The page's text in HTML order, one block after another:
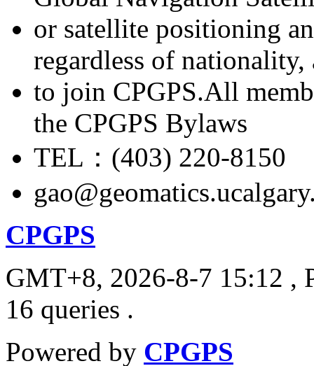
or satellite positioning
regardless of nationality,
to join CPGPS.All
the CPGPS Bylaws
TEL：(403) 220-8150
CPGPS
GMT+8, 2026-8-7 15:12 ,
16 queries .
Powered by CPGPS